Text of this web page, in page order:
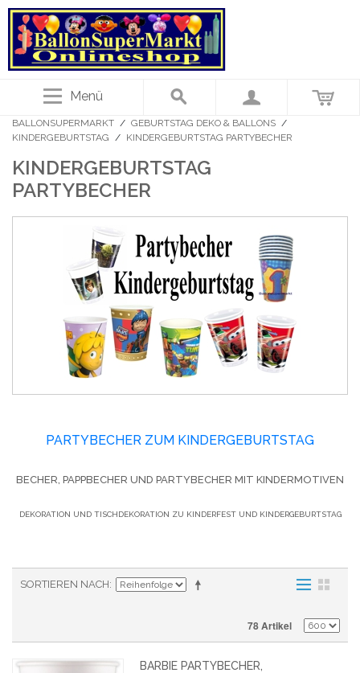
Menü
BALLONSUPERMARKT / GEBURTSTAG DEKO & BALLONS /
KINDERGEBURTSTAG / KINDERGEBURTSTAG PARTYBECHER
KINDERGEBURTSTAG
PARTYBECHER
PARTYBECHER ZUM KINDERGEBURTSTAG
BECHER, PAPPBECHER UND PARTYBECHER MIT KINDERMOTIVEN
DEKORATION UND TISCHDEKORATION ZU KINDERFEST UND KINDERGEBURTSTAG
SORTIEREN NACH
78 Artikel
BARBIE PARTYBECHER,